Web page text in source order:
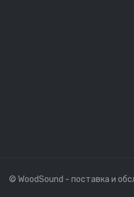
© WoodSound - поставка и